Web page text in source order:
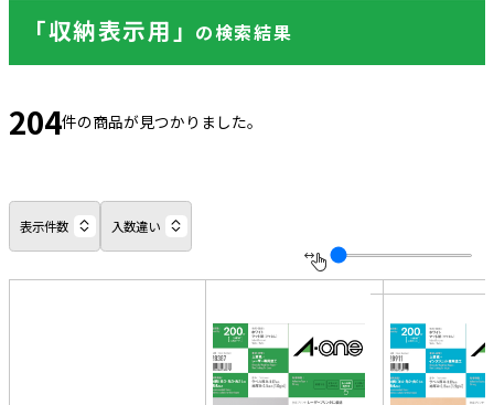
ン
す
「収納表示用」 の検索結果
204件の商品が見つかりました。
表示件数 入数違い